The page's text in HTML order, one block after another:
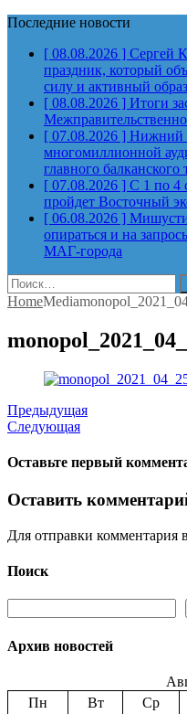
Последние новости
[ 08.08.2026 ] Сергей
праздник, который
силу и активный
[ 08.08.2026 ] Итоги
[ 07.08.2026 ] Нижний
многомиллионной
главного балканского
[ 07.08.2026 ] С 1 по 4
пройдет Восточный
[ 06.08.2026 ]
опираться и на
МАГ-города
Найти:
HomeMedia
Предыдущая
Следующая
Оставьте первый
Оставить
Для отправки комментария
Поиск
Архив новостей
Пн
Вт Ср